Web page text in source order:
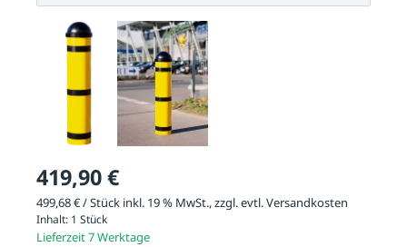
419,90 €
499,68 € / Stück inkl. 19 % MwSt., zzgl. evtl.Versandkosten
Inhalt: 1 Stück
Lieferzeit 7 Werktage